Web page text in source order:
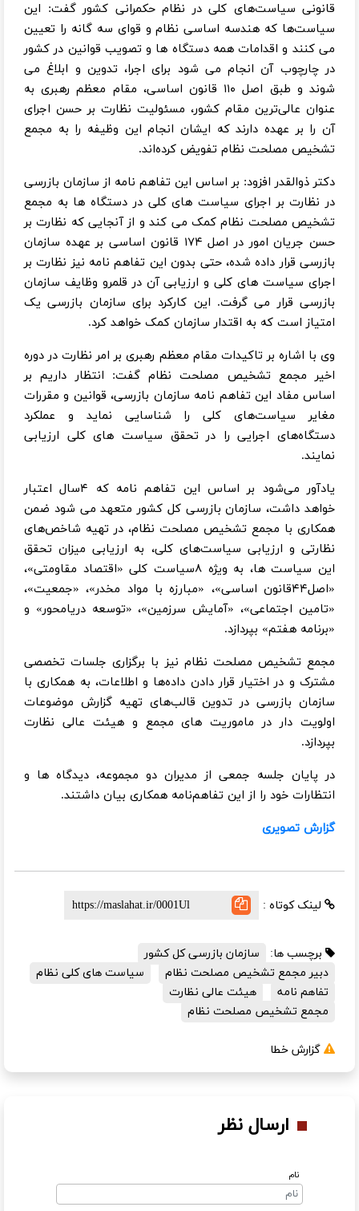
قانونی سیاست‌های کلی در نظام حکمرانی کشور گفت: این
سیاست‌ها که هندسه اساسی نظام و قوای سه گانه را تعیین
می کنند و اقدامات همه دستگاه ها و تصویب قوانین در کشور
در چارچوب آن انجام می شود برای اجرا، تدوین و ابلاغ می
شوند و طبق اصل ۱۱۰ قانون اساسی، مقام معظم رهبری به
عنوان عالی‌ترین مقام کشور، مسئولیت نظارت بر حسن اجرای
آن را بر عهده دارند که ایشان انجام این وظیفه را به مجمع
تشخیص مصلحت نظام تفویض کرده‌اند.
دکتر ذوالقدر افزود: بر اساس این تفاهم نامه از سازمان بازرسی
در نظارت بر اجرای سیاست های کلی در دستگاه ها به مجمع
تشخیص مصلحت نظام کمک می کند و از آنجایی که نظارت بر
حسن جریان امور در اصل ۱۷۴ قانون اساسی بر عهده سازمان
بازرسی قرار داده شده، حتی بدون این تفاهم نامه نیز نظارت بر
اجرای سیاست های کلی و ارزیابی آن در قلمرو وظایف سازمان
بازرسی قرار می گرفت. این کارکرد برای سازمان بازرسی یک
امتیاز است که به اقتدار سازمان کمک خواهد کرد.
وی با اشاره بر تاکیدات مقام معظم رهبری بر امر نظارت در دوره
اخیر مجمع تشخیص مصلحت نظام گفت: انتظار داریم بر
اساس مفاد این تفاهم نامه سازمان بازرسی، قوانین و مقررات
مغایر سیاست‌های کلی را شناسایی نماید و عملکرد
دستگاه‌های اجرایی را در تحقق سیاست های کلی ارزیابی
نمایند.
یادآور می‌شود بر اساس این تفاهم نامه که ۴سال اعتبار
خواهد داشت، سازمان بازرسی کل کشور متعهد می شود ضمن
همکاری با مجمع تشخیص مصلحت نظام، در تهیه شاخص‌های
نظارتی و ارزیابی سیاست‌های کلی، به ارزیابی میزان تحقق
این سیاست ها، به ویژه ۸سیاست کلی «اقتصاد مقاومتی»،
«اصل۴۴قانون اساسی»، «مبارزه با مواد مخدر»، «جمعیت»،
«تامین اجتماعی»، «آمایش سرزمین»، «توسعه دریامحور» و
«برنامه هفتم» بپردازد.
مجمع تشخیص مصلحت نظام نیز با برگزاری جلسات تخصصی
مشترک و در اختیار قرار دادن داده‌ها و اطلاعات، به همکاری با
سازمان بازرسی در تدوین قالب‌های تهیه گزارش موضوعات
اولویت دار در ماموریت های مجمع و هیئت عالی نظارت
بپردازد.
در پایان جلسه جمعی از مدیران دو مجموعه، دیدگاه ها و
انتظارات خود را از این تفاهم‌نامه همکاری بیان داشتند.
گزارش تصویری
لینک کوتاه :
برچسب ها:
سازمان بازرسی کل کشور
دبیر مجمع تشخیص مصلحت نظام
سیاست های کلی نظام
تفاهم نامه
هیئت عالی نظارت
مجمع تشخیص مصلحت نظام
گزارش خطا
ارسال نظر
نام